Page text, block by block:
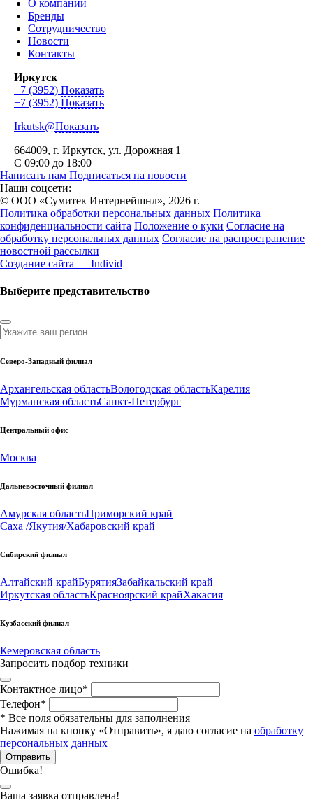
О компании
Бренды
Сотрудничество
Новости
Контакты
Иркутск
+7 (3952) Показать
+7 (3952) Показать
Irkutsk@Показать
664009, г. Иркутск, ул. Дорожная 1
С 09:00 до 18:00
Написать нам Подписаться на новости
Наши соцсети:
© ООО «Сумитек Интернейшнл», 2026 г.
Политика обработки персональных данных Политика
конфиденциальности сайта Положение о куки Согласие на
обработку персональных данных Согласие на распространение
новостной рассылки
Создание сайта — Individ
Выберите представительство
Северо-Западный филиал
Архангельская областьВологодская областьКарелия
Мурманская областьСанкт-Петербург
Центральный офис
Москва
Дальневосточный филиал
Амурская областьПриморский край
Саха /Якутия/Хабаровский край
Сибирский филиал
Алтайский крайБурятияЗабайкальский край
Иркутская областьКрасноярский крайХакасия
Кузбасский филиал
Кемеровская область
Запросить подбор техники
Контактное лицо*
Телефон*
* Все поля обязательны для заполнения
Нажимая на кнопку «Отправить», я даю согласие на обработку
персональных данных
Отправить
Ошибка!
Ваша заявка отправлена!